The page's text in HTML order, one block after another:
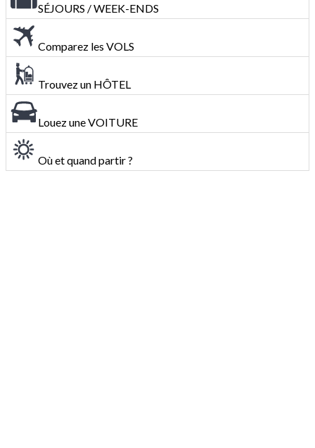
SÉJOURS / WEEK-ENDS
Comparez les VOLS
Trouvez un HÔTEL
Louez une VOITURE
Où et quand partir ?